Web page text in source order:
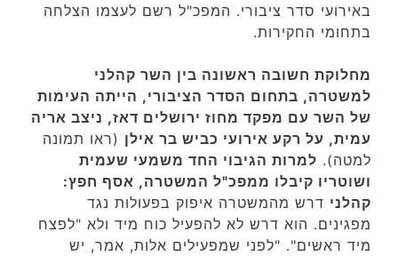
באירועי סדר ציבורי. המפכ"ל רשם לעצמו הצלחה
בתחומי החקירות.
מחלוקת חשובה ראשונה בין השר קהלני
למשטרה, בתחום הסדר הציבורי, הייתה העימות
של השר עם מפקד מחוז ירושלים דאז, ניצב אריה
עמית, על רקע אירועי כביש בר אילן (ראו תמונה
למטה). למרות הגיבוי החד משמעי שעמית
ושוטריו קיבלו ממפכ"ל המשטרה, אסף חפץ:
קהלני דרש מהמשטרה איפוק בפעולות נגד
מפגינים. הוא דרש לא להפעיל כוח מיד ולא "לפצח
מיד ראשים". "לפני שמפעילים אלות, אמר, יש